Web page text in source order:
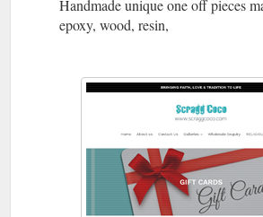
Handmade unique one off pieces
epoxy, wood, resin,